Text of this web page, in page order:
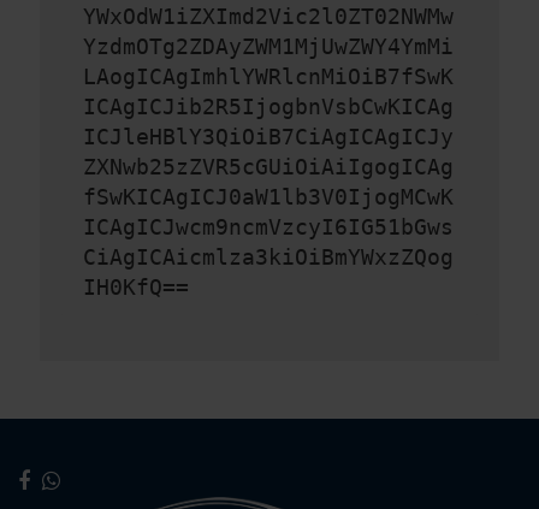
YWxOdW1iZXImd2Vic2l0ZT02NWMw
YzdmOTg2ZDAyZWM1MjUwZWY4YmMi
LAogICAgImhlYWRlcnMiOiB7fSwK
ICAgICJib2R5IjogbnVsbCwKICAg
ICJleHBlY3QiOiB7CiAgICAgICJy
ZXNwb25zZVR5cGUiOiAiIgogICAg
fSwKICAgICJ0aW1lb3V0IjogMCwK
ICAgICJwcm9ncmVzcyI6IG51bGws
CiAgICAicmlza3kiOiBmYWxzZQog
IH0KfQ==